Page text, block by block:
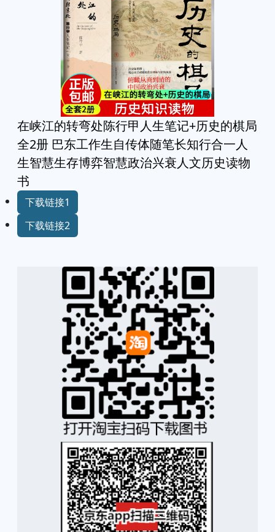
在峡江的转弯处陈行甲人生笔记+历史的棋局
全2册 巴东工作生自传体随笔长知行合一人
生智慧生存博弈智慧政治兴衰人文历史读物
书
下载链接1
下载链接2